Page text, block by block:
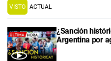
VISTO ACTUAL
¿Sanción
Argentina por